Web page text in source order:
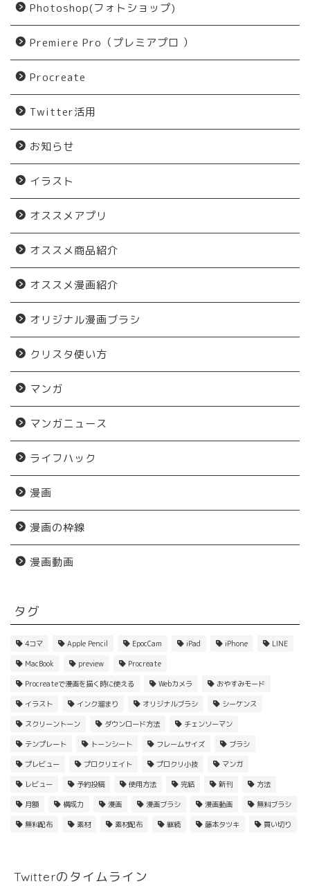
Photoshop(フォトショップ)
Premiere Pro（プレミアプロ ）
Procreate
Twitter活用
お知らせ
イラスト
オススメアプリ
オススメ商品紹介
オススメ漫画紹介
オリジナル漫画ブラシ
クリスタ使い方
マンガ
マンガニュース
ライフハック
漫画
漫画の枠線
漫画動画
タグ
4コマ Apple Pencil EpocCam iPad iPhone LINE
MacBook preview Procreate
Procreateで漫画を描く時に使える Webカメラ おやすみモード
イラスト インク溜まり オリジナルブラシ シーケンス
スクリーントーン ダウンロード方法 チェンソーマン
テンプレート トーンシート フレームサイズ ブラシ
プレビュー プロクリエイト プロクリ小技 マンガ
レビュー 予約投稿 使用方法 完結 新刊 方法
月額 構成力 漫画 漫画ブラシ 漫画動画 無料ブラシ
無料配布 素材 素材配布 継続 藤本タツキ 買い切り
Twitterのタイムライン